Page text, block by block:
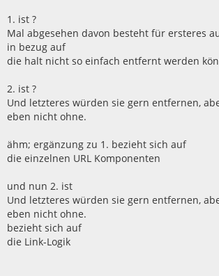
1. ist ?
Mal abgesehen davon besteht für ersteres
in bezug auf
die halt nicht so einfach entfernt werden
2. ist ?
Und letzteres würden sie gern entfernen,
eben nicht ohne.
ähm; ergänzung zu 1. bezieht sich auf
die einzelnen URL Komponenten
und nun 2. ist
Und letzteres würden sie gern entfernen,
eben nicht ohne.
bezieht sich auf
die Link-Logik